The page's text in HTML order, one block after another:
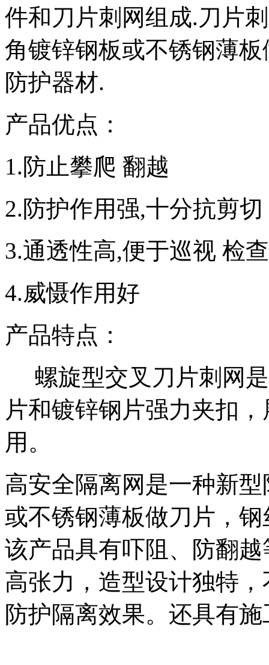
件和刀片刺网组成.刀片
角镀锌钢板或不锈钢薄
防护器材.
产品优点：
1.防止攀爬 翻越
2.防护作用强,十分抗剪切
3.通透性高,便于巡视 检查
4.威慑作用好
产品特点：
螺旋型交叉刀片刺网
片和镀锌钢片强力夹扣
用。
高安全隔离网是一种新
或不锈钢薄板做刀片，
该产品具有吓阻、防翻
高张力，造型设计独特
防护隔离效果。还具有